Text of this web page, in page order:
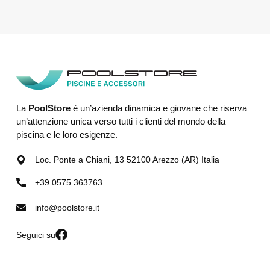
La PoolStoreè un’azienda dinamica e giovane che riserva
un’attenzione unica verso tutti i clienti del mondo della
piscina e le loro esigenze.
Loc. Ponte a Chiani, 13 52100 Arezzo (AR) Italia
+39 0575 363763
info@poolstore.it
Seguici su